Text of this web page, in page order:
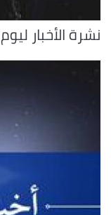
نشرة الأخبار ليوم 26/06/2026